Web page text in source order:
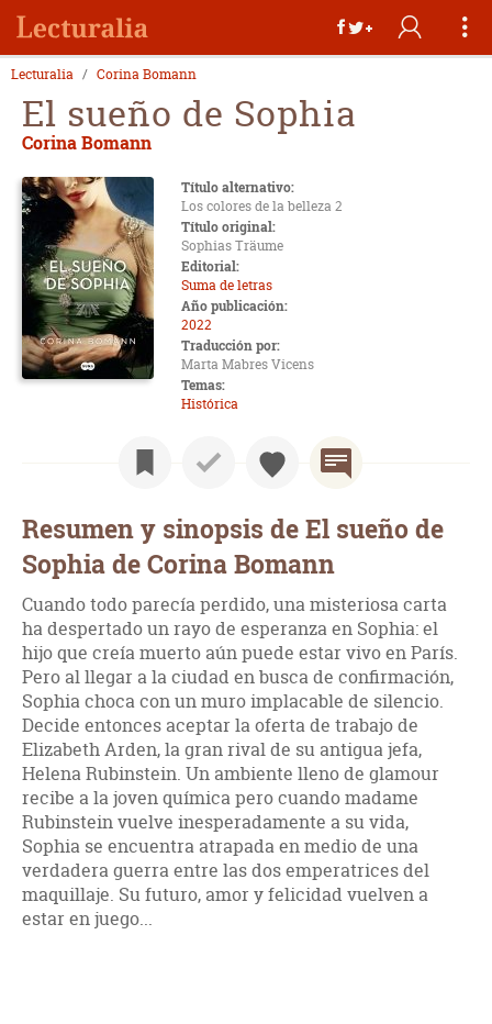
Lecturalia Corina Bomann
El sueño de Sophia
Corina Bomann
Título alternativo:
Los colores de la belleza 2
Título original:
Sophias Träume
Editorial:
Suma de letras
Año publicación:
2022
Traducción por:
Marta Mabres Vicens
Temas:
Histórica
Resumen y sinopsis de El sueño de
Sophia de Corina Bomann
Cuando todo parecía perdido, una misteriosa carta
ha despertado un rayo de esperanza en Sophia: el
hijo que creía muerto aún puede estar vivo en París.
Pero al llegar a la ciudad en busca de confirmación,
Sophia choca con un muro implacable de silencio.
Decide entonces aceptar la oferta de trabajo de
Elizabeth Arden, la gran rival de su antigua jefa,
Helena Rubinstein. Un ambiente lleno de glamour
recibe a la joven química pero cuando madame
Rubinstein vuelve inesperadamente a su vida,
Sophia se encuentra atrapada en medio de una
verdadera guerra entre las dos emperatrices del
maquillaje. Su futuro, amor y felicidad vuelven a
estar en juego...